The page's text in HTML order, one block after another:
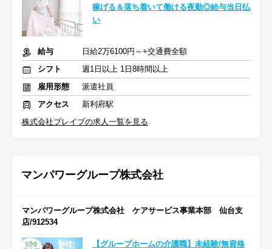
稼げる＆落ち着いて働ける夜勤◎給与当日払
い
給与
日給2万6100円～+交通費全額
シフト
週1日以上 1日8時間以上
雇用形態
派遣社員
アクセス
新利府駅
株式会社ブレイブの求人一覧を見る
マンパワーグループ株式会社
マンパワーグループ株式会社 ケアサービス事業本部 仙台支
店/912534
【グループホームの介護職】未経験/無資格